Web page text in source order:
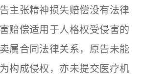
主张精神损失赔偿没有法律
赔偿适用于人格权受侵害的
属合同法律关系，原告未能
构成侵权，亦未提交医疗机